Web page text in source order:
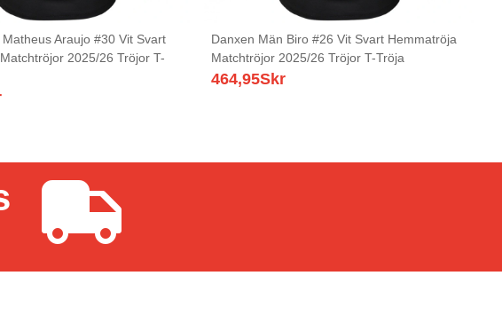
Araujo #30 Vit Svart
2025/26 Tröjor T-
Danxen Män Biro #26 Vit Svart Hemmatröja
Matchtröjor 2025/26 Tröjor T-Tröja
464,95Skr